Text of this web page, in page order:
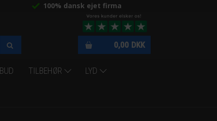
100% dansk ejet firma
0,00 DKK
TILBEHØR LYD